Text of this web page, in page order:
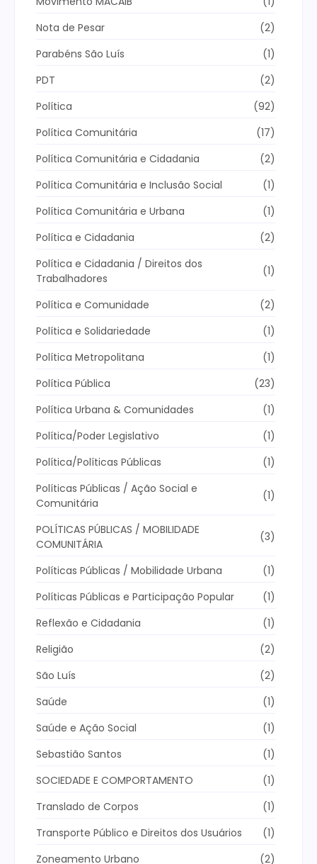
Nota de Pesar
(2)
Parabéns São Luís
(1)
PDT
(2)
Política
(92)
Política Comunitária
(17)
Política Comunitária e Cidadania
(2)
Política Comunitária e Inclusão Social
(1)
Política Comunitária e Urbana
(1)
Política e Cidadania
(2)
Política e Cidadania / Direitos dos
Trabalhadores
(1)
Política e Comunidade
(2)
Política e Solidariedade
(1)
Política Metropolitana
(1)
Política Pública
(23)
Política Urbana & Comunidades
(1)
Política/Poder Legislativo
(1)
Política/Políticas Públicas
(1)
Políticas Públicas / Ação Social e
Comunitária
(1)
POLÍTICAS PÚBLICAS / MOBILIDADE
COMUNITÁRIA
(3)
Políticas Públicas / Mobilidade Urbana
(1)
Políticas Públicas e Participação Popular
(1)
Reflexão e Cidadania
(1)
Religião
(2)
São Luís
(2)
Saúde
(1)
Saúde e Ação Social
(1)
Sebastião Santos
(1)
SOCIEDADE E COMPORTAMENTO
(1)
Translado de Corpos
(1)
Transporte Público e Direitos dos Usuários
(1)
Zoneamento Urbano
(2)